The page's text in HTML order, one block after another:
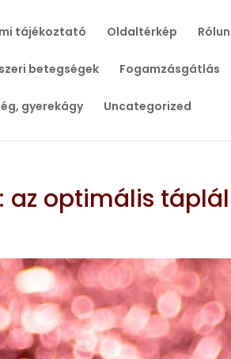
tájékoztató Oldaltérkép
betegségek Fogamzásgátlás
gyerekágy Uncategorized
az optimális